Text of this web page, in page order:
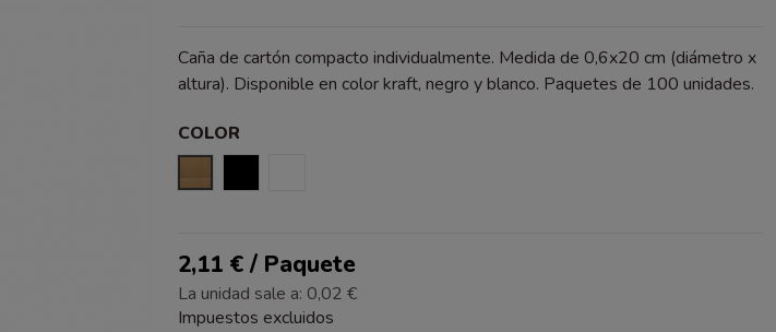
Caña de cartón compacto individualmente. Medida de 0,6x20 cm (diámetro x
altura). Disponible en color kraft, negro y blanco. Paquetes de 100 unidades.
COLOR
2,11 € / Paquete
La unidad sale a: 0,02 €
Impuestos excluidos